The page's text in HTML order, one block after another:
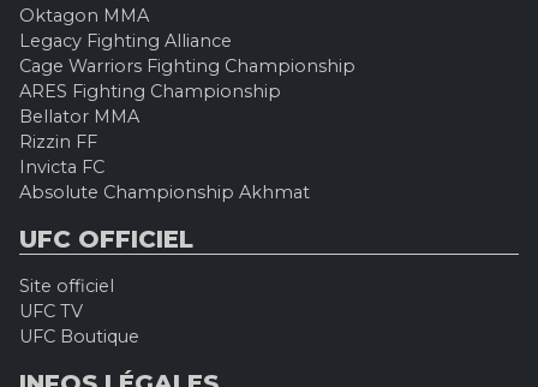
Oktagon MMA
Legacy Fighting Alliance
Cage Warriors Fighting Championship
ARES Fighting Championship
Bellator MMA
Rizzin FF
Invicta FC
Absolute Championship Akhmat
UFC OFFICIEL
Site officiel
UFC TV
UFC Boutique